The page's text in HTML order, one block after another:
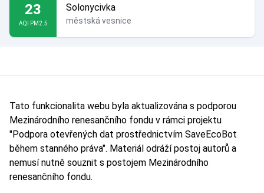
23
AQI PM2.5
Solonycivka
městská vesnice
Tato funkcionalita webu byla aktualizována s podporou
Mezinárodního renesančního fondu v rámci projektu
"Podpora otevřených dat prostřednictvím SaveEcoBot
během stanného práva". Materiál odráží postoj autorů a
nemusí nutně souznit s postojem Mezinárodního
renesančního fondu.